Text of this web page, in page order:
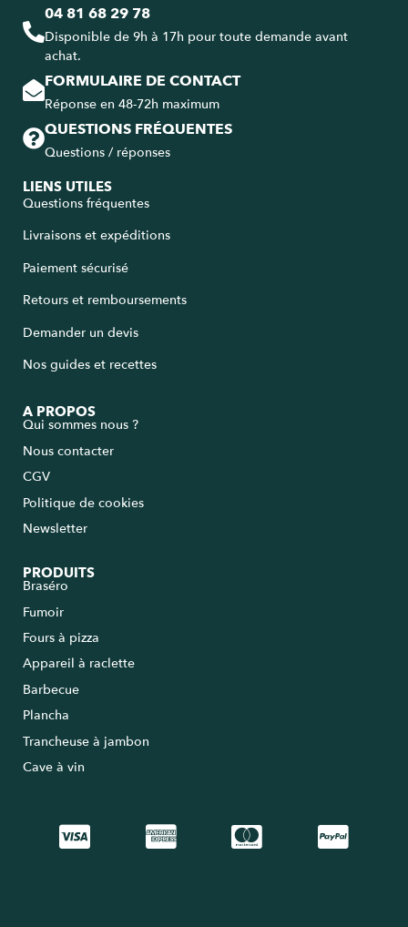
04 81 68 29 78
Disponible de 9h à 17h pour toute demande avant
achat.
FORMULAIRE DE CONTACT
Réponse en 48-72h maximum
QUESTIONS FRÉQUENTES
Questions / réponses
LIENS UTILES
Questions fréquentes
Livraisons et expéditions
Paiement sécurisé
Retours et remboursements
Demander un devis
Nos guides et recettes
A PROPOS
Qui sommes nous ?
Nous contacter
CGV
Politique de cookies
Newsletter
PRODUITS
Braséro
Fumoir
Fours à pizza
Appareil à raclette
Barbecue
Plancha
Trancheuse à jambon
Cave à vin